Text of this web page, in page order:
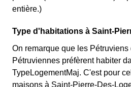
entière.)
Type d'habitations à Saint-
On remarque que les
Pétruviennes préfèrent habiter
TypeLogementMaj. C'est pour
maisons à Saint-Pierre-Des-